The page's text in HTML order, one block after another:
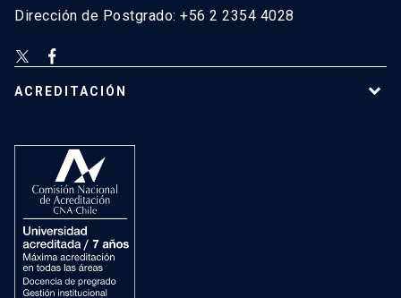
Dirección de Postgrado: +56 2 2354 4028
ACREDITACIÓN